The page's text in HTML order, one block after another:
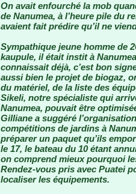
On avait enfourché la mob
de Nanumea, à l’heure pile du
avaient fait prédire qu’il ne
Sympathique jeune homme de
kaupule, il était instit à
connaissait déjà, c’est bon
aussi bien le projet de biogaz,
du matériel, de la liste des
Sikeli, notre spécialiste qui
Nanumea, pouvait être
Gilliane a suggéré
compétitions de jardins à
préparer un paquet qu’ils
le 17, le bateau du 10 étant
on comprend mieux pourquoi
Rendez-vous pris avec Puatei
localiser les équipements.